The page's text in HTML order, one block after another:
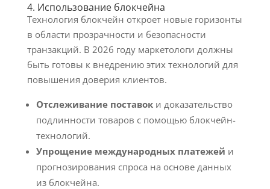
4. Использование блокчейна
Технология блокчейн откроет новые горизонты
в области прозрачности и безопасности
транзакций. В 2026 году маркетологи должны
быть готовы к внедрению этих технологий для
повышения доверия клиентов.
Отслеживание поставоки доказательство
подлинности товаров с помощью блокчейн-
технологий.
Упрощение международных платежей и
прогнозирования спроса на основе данных
из блокчейна.